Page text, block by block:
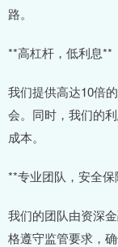
路。
**高杠杆，低利息**
我们提供高达10倍
会。同时，我们的
成本。
**专业团队，安全保
我们的团队由资深
格遵守监管要求，